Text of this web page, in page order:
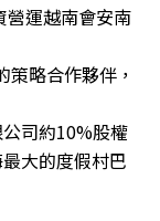
運越南會安南
略合作夥伴，
司約10%股權
大的度假村巴